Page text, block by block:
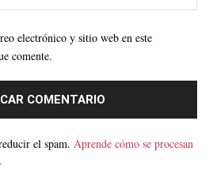
electrónico y sitio web en este
comente.
el spam. Aprende cómo se procesan